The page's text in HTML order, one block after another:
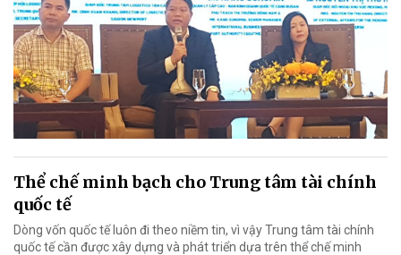
Thể chế minh bạch cho Trung tâm tài chính
quốc tế
Dòng vốn quốc tế luôn đi theo niềm tin, vì vậy Trung tâm tài chính
quốc tế cần được xây dựng và phát triển dựa trên thể chế minh